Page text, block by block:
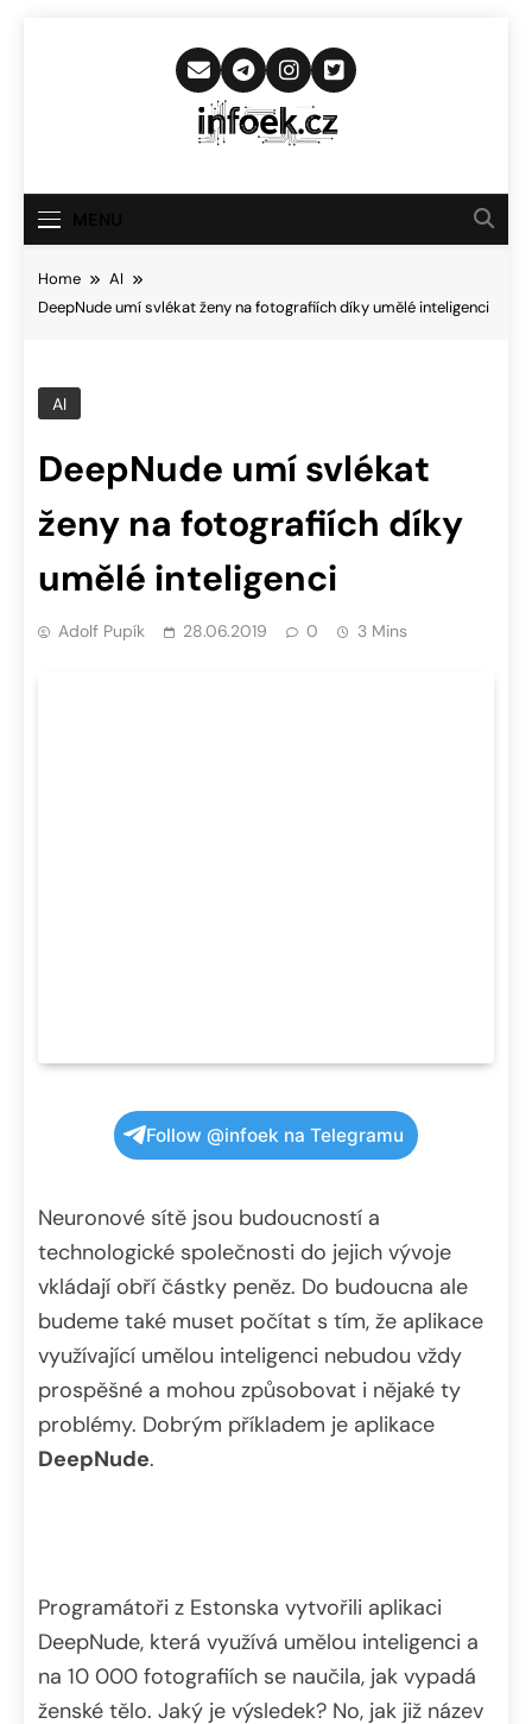
Infoek.cz
Novinkám
Home
AI
DeepNude umí svlékat ženy na fotografiích díky umělé inteligenci
AI
DeepNude umí svlékat
ženy na fotografiích díky
umělé inteligenci
Adolf Pupík 28.06.2019 0 3 Mins
Follow @infoek na Telegramu
Neuronové sítě jsou budoucností a
technologické společnosti do jejich vývoje
vkládají obří částky peněz. Do budoucna ale
budeme také muset počítat s tím, že aplikace
využívající umělou inteligenci nebudou vždy
prospěšné a mohou způsobovat i nějaké ty
problémy. Dobrým příkladem je aplikace
DeepNude.
Programátoři z Estonska vytvořili aplikaci
DeepNude, která využívá umělou inteligenci a
na 10 000 fotografiích se naučila, jak vypadá
ženské tělo. Jaký je výsledek? No, jak již název